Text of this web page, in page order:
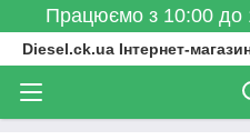
Працюємо з 10:00 до
Diesel.ck.ua Інтернет-